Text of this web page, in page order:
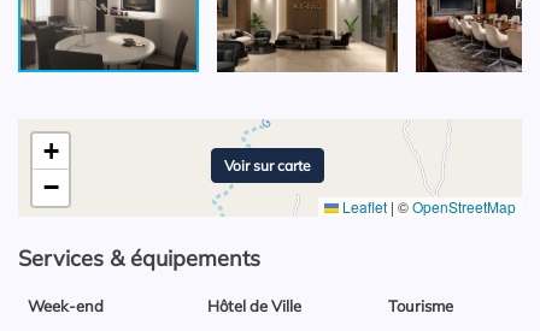
+
−
Leaflet | ©OpenStreetMap
Voir sur carte
Services & équipements
Week-end Hôtel de Ville Tourisme